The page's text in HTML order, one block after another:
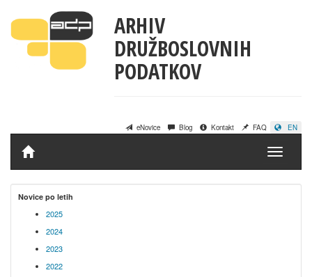
ARHIV
DRUŽBOSLOVNIH
PODATKOV
eNovice Blog Kontakt FAQ EN
Domov
Novice po letih
2025
2024
2023
2022